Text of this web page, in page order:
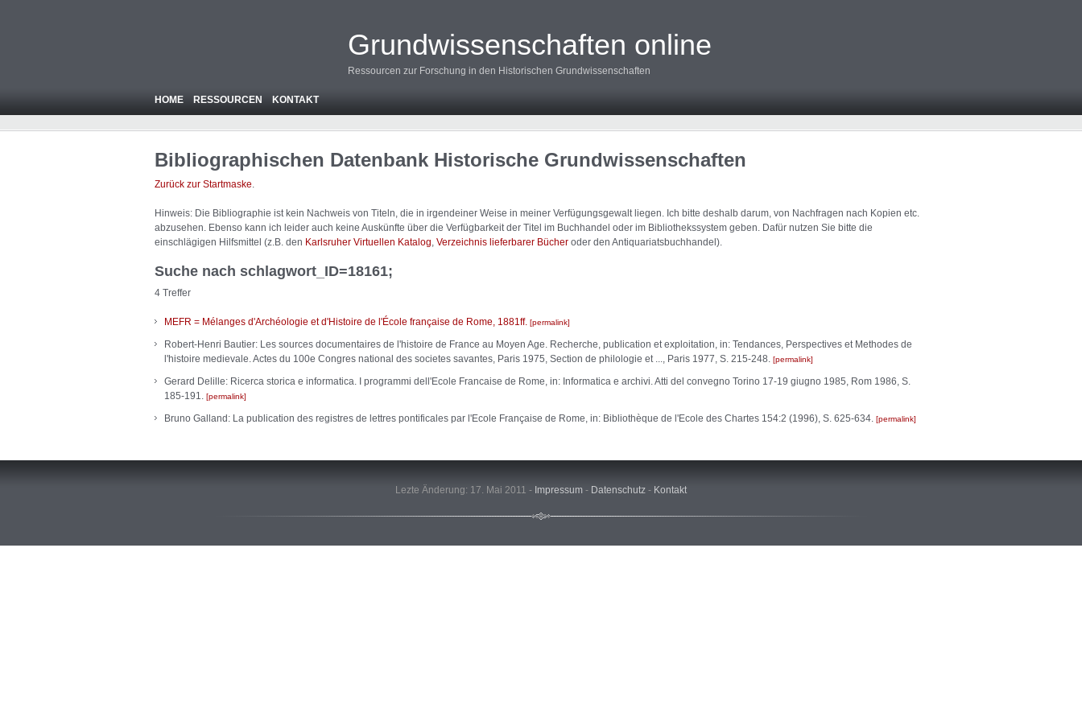
Grundwissenschaften online
Ressourcen zur Forschung in den Historischen Grundwissenschaften
HOME RESSOURCEN KONTAKT
Bibliographischen Datenbank Historische Grundwissenschaften
Zurück zur Startmaske.
Hinweis: Die Bibliographie ist kein Nachweis von Titeln, die in irgendeiner Weise in meiner Verfügungsgewalt liegen. Ich bitte deshalb darum, von Nachfragen nach Kopien etc.
abzusehen. Ebenso kann ich leider auch keine Auskünfte über die Verfügbarkeit der Titel im Buchhandel oder im Bibliothekssystem geben. Dafür nutzen Sie bitte die
einschlägigen Hilfsmittel (z.B. den Karlsruher Virtuellen Katalog Verzeichnis lieferbarer Bücher oder den Antiquariatsbuchhandel).
Suche nach schlagwort_ID=18161;
4 Treffer
MEFR = Mélanges d'Archéologie et d'Histoire de l'École française de Rome, 1881ff. permalink
Robert-Henri Bautier: Les sources documentaires de l'histoire de France au Moyen Age. Recherche, publication et exploitation, in: Tendances, Perspectives et Methodes de
l'histoire medievale. Actes du 100e Congres national des societes savantes, Paris 1975, Section de philologie et ..., Paris 1977, S. 215-248. permalink
Gerard Delille: Ricerca storica e informatica. I programmi dell'Ecole Francaise de Rome, in: Informatica e archivi. Atti del convegno Torino 17-19 giugno 1985, Rom 1986, S.
185-191. permalink
Bruno Galland: La publication des registres de lettres pontificales par l'Ecole Française de Rome, in: Bibliothèque de l'Ecole des Chartes 154:2 (1996), S. 625-634. permalink
Lezte Änderung: 17. Mai 2011 - Impressum - Datenschutz - Kontakt